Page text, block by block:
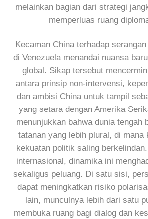
melainkan bagian dari strategi
memperluas ruang
Kecaman China terhadap
di Venezuela menandai nuansa
global. Sikap tersebut
antara prinsip non-intervensi,
dan ambisi China untuk tampil
yang setara dengan Amerika
menunjukkan bahwa dunia tengah
tatanan yang lebih plural, di mana
kekuatan politik saling
internasional, dinamika ini
sekaligus peluang. Di satu sisi,
dapat meningkatkan risiko
lain, munculnya lebih dari satu
membuka ruang bagi dialog dan